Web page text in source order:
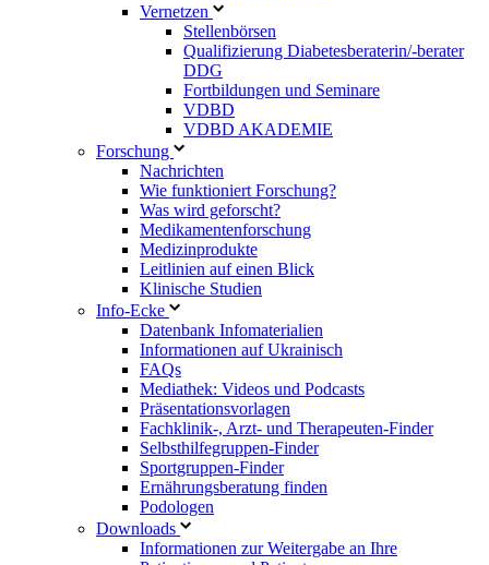
Vernetzen
Stellenbörsen
Qualifizierung Diabetesberaterin/­-berater
DDG
Fortbildungen und Seminare
VDBD
VDBD AKADEMIE
Forschung
Nachrichten
Wie funktioniert Forschung?
Was wird geforscht?
Medikamentenforschung
Medizinprodukte
Leitlinien auf einen Blick
Klinische Studien
Info-Ecke
Datenbank Infomaterialien
Informationen auf Ukrainisch
FAQs
Mediathek: Videos und Podcasts
Präsentationsvorlagen
Fachklinik-, Arzt- und Therapeuten-Finder
Selbsthilfegruppen-Finder
Sportgruppen-Finder
Ernährungsberatung finden
Podologen
Downloads
Informationen zur Weitergabe an Ihre